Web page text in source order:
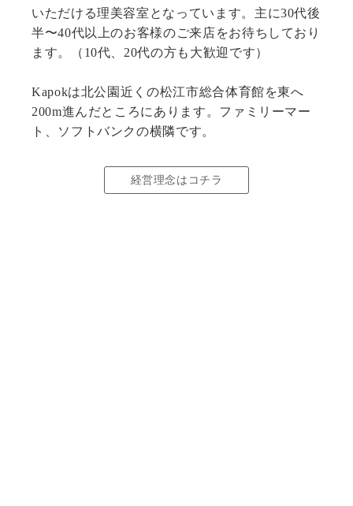
いただける理美容室となっています。主に30代後
半〜40代以上のお客様のご来店をお待ちしており
ます。（10代、20代の方も大歓迎です）
Kapokは北公園近くの松江市総合体育館を東へ
200m進んだところにあります。ファミリーマー
ト、ソフトバンクの横隣です。
経営理念はコチラ